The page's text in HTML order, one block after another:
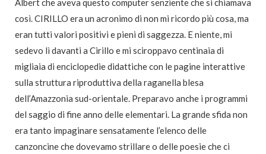
Albert che aveva questo computer senziente che si chiamava
così. CIRILLO era un acronimo di non mi ricordo più cosa, ma
eran tutti valori positivi e pieni di saggezza. E niente, mi
sedevo lì davanti a Cirillo e mi sciroppavo centinaia di
migliaia di enciclopedie didattiche con le pagine interattive
sulla struttura riproduttiva della raganella blesa
dell’Amazzonia sud-orientale. Preparavo anche i programmi
del saggio di fine anno delle elementari. La grande sfida non
era tanto impaginare sensatamente l’elenco delle
canzoncine che dovevamo strillare o delle poesie che ci